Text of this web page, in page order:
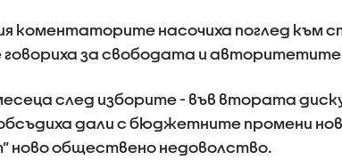
коментаторите насочиха поглед към
говориха за свободата и
след изборите - във втората
дали с бюджетните промени
ново обществено недоволство.